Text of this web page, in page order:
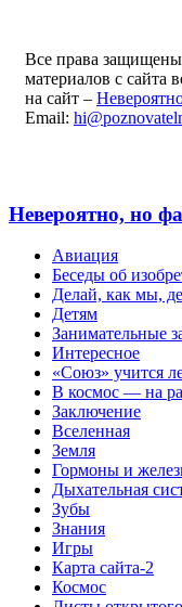
Все права
материалов с сайта
на сайт –
Email:
Невероятно, но
Авиация
Беседы об
Делай, как мы,
Детям
Занимательные
Интересное
«Союз» учится
В космос — на
Заключение
Вселенная
Земля
Гормоны и
Дыхательная
Зубы
Знания
Игры
Карта сайта-2
Космос